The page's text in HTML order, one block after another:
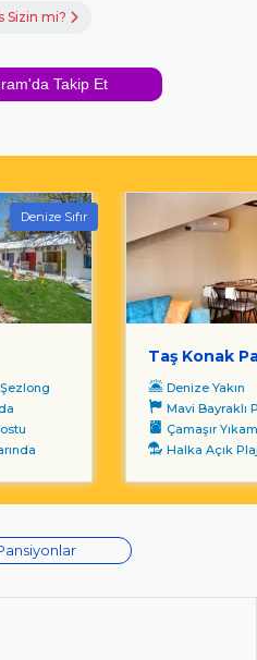
Sizin mi?
Takip Et
Denize Sıfır
Taş Konak
Denize Yakın
Mavi Bayraklı
Çamaşır
Halka Açık